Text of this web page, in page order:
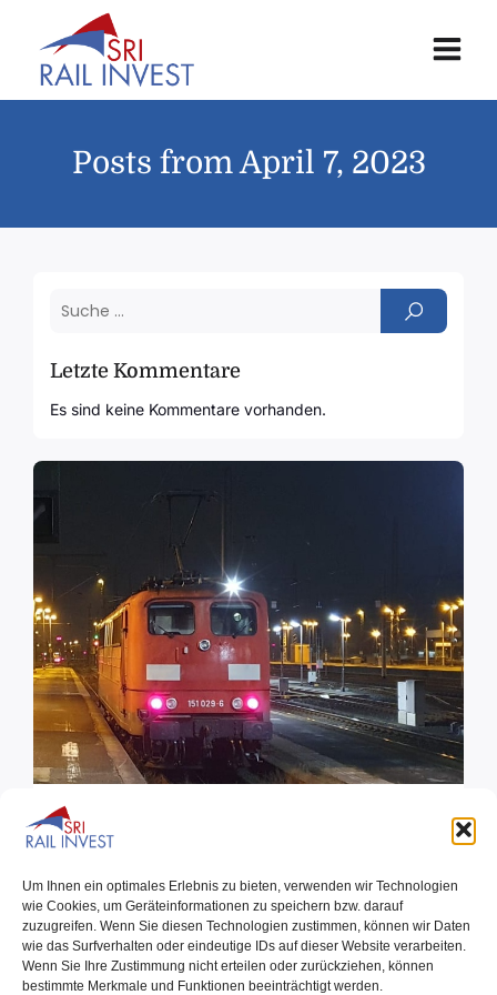
Um Ihnen ein optimales Erlebnis zu bieten, verwenden wir Technologien
wie Cookies, um Geräteinformationen zu speichern bzw. darauf
zuzugreifen. Wenn Sie diesen Technologien zustimmen, können wir Daten
wie das Surfverhalten oder eindeutige IDs auf dieser Website verarbeiten.
Wenn Sie Ihre Zustimmung nicht erteilen oder zurückziehen, können
bestimmte Merkmale und Funktionen beeinträchtigt werden.
Posts from April 7, 2023
Letzte Kommentare
Es sind keine Kommentare vorhanden.
151 029 der SRI mit neuer HU erhält
07.04.2023
Die SRI 151 029, welche die SRI im August 2022 in die
eigene Flotte übernommen hatte, hat[…]